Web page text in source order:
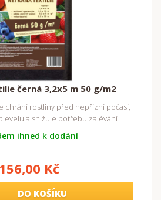
černá 3,2x5 m 50 g/m2
chrání rostliny před nepřízní počasí,
a snižuje potřebu zalévání
ihned k dodání
156,00 Kč
DO KOŠÍKU